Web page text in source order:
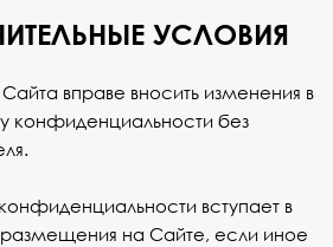
УСЛОВИЯ
вправе вносить изменения в
конфиденциальности без
вступает в
на Сайте, если иное